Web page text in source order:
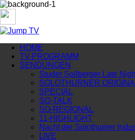
HOME
TV-PROGRAMM
SENDUNGEN
Studer Sollberger Late
SOLOTHURNER
SPECIAL
SO-TALK
SO-REGIONAL
11-HIGHLIGHT
Nacht der Solothurner
LIVE